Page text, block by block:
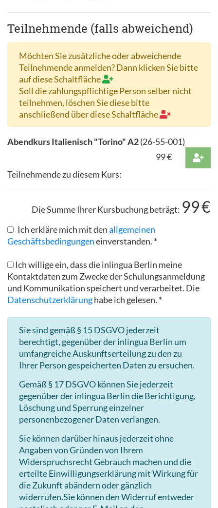
Teilnehmende (falls abweichend)
Möchten Sie zusätzliche oder abweichende
Teilnehmende anmelden? Dann klicken Sie bitte
auf diese Schaltfläche
Soll die zahlungspflichtige Person selber nicht
teilnehmen, löschen Sie diese bitte
anschließend über diese Schaltfläche
Abendkurs Italienisch "Torino" A2(26-55-001)
99€
Teilnehmende zu diesem Kurs:
Die Summe Ihrer Kursbuchung beträgt: 99€
Ich erkläre mich mit denallgemeinen
Geschäftsbedingungeneinverstanden. *
Ich willige ein, dass die inlingua Berlin meine
Kontaktdaten zum Zwecke der Schulungsanmeldung
und Kommunikation speichert und verarbeitet. Die
Datenschutzerklärunghabe ich gelesen. *
Sie sind gemäß § 15 DSGVO jederzeit
berechtigt, gegenüber der inlingua Berlin um
umfangreiche Auskunftserteilung zu den zu
Ihrer Person gespeicherten Daten zu ersuchen.
Gemäß § 17 DSGVO können Sie jederzeit
gegenüber der inlingua Berlin die Berichtigung,
Löschung und Sperrung einzelner
personenbezogener Daten verlangen.
Sie können darüber hinaus jederzeit ohne
Angaben von Gründen von Ihrem
Widerspruchsrecht Gebrauch machen und die
erteilte Einwilligungserklärung mit Wirkung für
die Zukunft abändern oder gänzlich
widerrufen.Sie können den Widerruf entweder